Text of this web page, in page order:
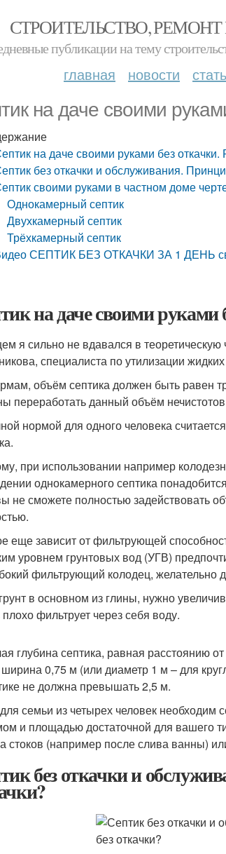
СТРОИТЕЛЬСТВО,
публикации на тему
главная новости
на даче своими
на даче своими руками без откачки.
без откачки и обслуживания.
своими руками в частном доме
Однокамерный септик
Двухкамерный септик
Трёхкамерный септик
СЕПТИК БЕЗ ОТКАЧКИ ЗА 1 ДЕНЬ
на даче своими руками
я сильно не вдавался в теоретическую
специалиста по утилизации
объём септика должен быть равен
переработать данный объём
нормой для одного человека
при использовании например
однокамерного септика
не сможете полностью задействовать
еще зависит от фильтрующей
уровнем грунтовых вод (УГВ)
фильтрующий колодец, желательно
в основном из глины, нужно
фильтрует через себя воду.
глубина септика, равная расстоянию
0,75 м (или диаметр 1 м – для
не должна превышать 2,5 м.
семьи из четырех человек
и площадью достаточной для вашего
стоков (например после слива ванны)
без откачки и